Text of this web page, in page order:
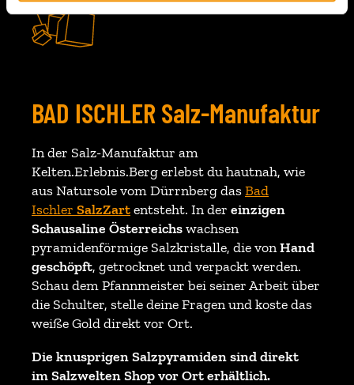
BAD ISCHLER Salz-Manufaktur
In der Salz-Manufaktur am
Kelten.Erlebnis.Berg erlebst du hautnah, wie
aus Natursole vom Dürrnberg dasBad
Ischler SalzZartentsteht. In der einzigen
Schausaline Österreichswachsen
pyramidenförmige Salzkristalle, die vonHand
geschöpft, getrocknet und verpackt werden.
Schau dem Pfannmeister bei seiner Arbeit über
die Schulter, stelle deine Fragen und koste das
weiße Gold direkt vor Ort.
Die knusprigen Salzpyramiden sind direkt
im Salzwelten Shop vor Ort erhältlich.